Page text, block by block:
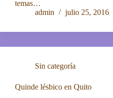
temas…
admin
julio 25, 2016
Sin categoría
Quinde lésbico en Quito